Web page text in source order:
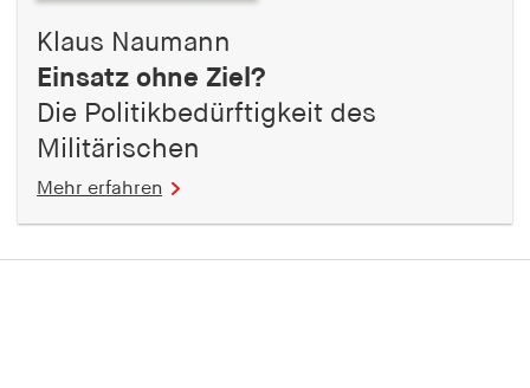
Klaus Naumann
Einsatz ohne Ziel?
Die Politikbedürftigkeit des
Militärischen
Mehr erfahren